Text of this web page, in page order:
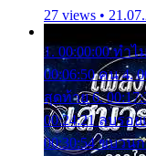
27 views •
1. 00:00:00 ทำ
00:06:50 คน 4.
สุดท้าย 6.
00:24:21 ลบรอ
00:30:54 ขบวน